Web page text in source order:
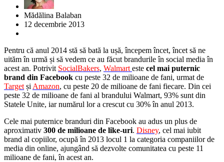
Mădălina Balaban
12 decembrie 2013
Pentru că anul 2014 stă să bată la ușă, începem încet, încet să ne
uităm în urmă și să vedem ce au făcut brandurile în social media în
acest an. Potrivit SocialBakers, Walmart este cel mai puternic
brand din Facebook cu peste 32 de milioane de fani, urmat de
Target și Amazon, cu peste 20 de milioane de fani fiecare. Din cei
peste 32 de milioane de fani al brandului Walmart, 93% sunt din
Statele Unite, iar numărul lor a crescut cu 30% în anul 2013.
Cele mai puternice branduri din Facebook au adus un plus de
aproximativ 300 de milioane de like-uri. Disney, cel mai iubit
brand al copiilor, ocupă în 2013 locul 1 la categoria companiilor de
media din online, ajungând să dezvolte comunitatea cu peste 11
milioane de fani, în acest an.